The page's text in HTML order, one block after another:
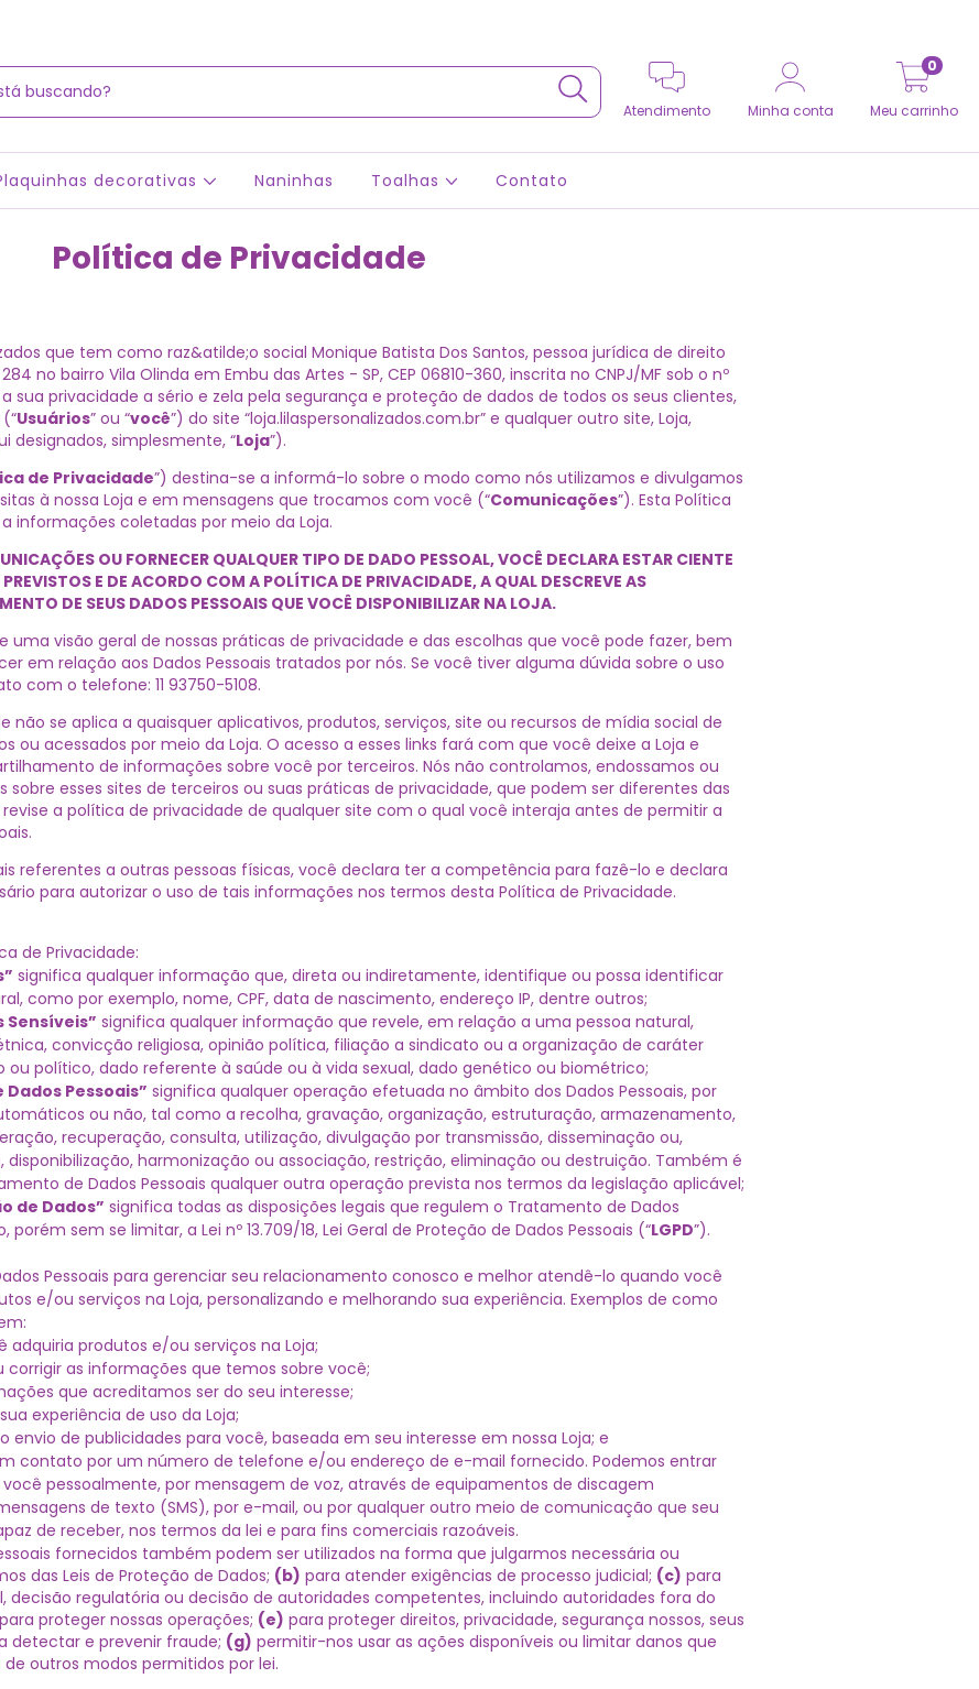
Atendimento Minha conta Meu carrinho
0
decorativas Naninhas Toalhas Contato
Política de Privacidade
que tem como raz&atilde;o social Monique Batista Dos Santos, pessoa jurídica de direito
284 no bairro Vila Olinda em Embu das Artes - SP, CEP 06810-360, inscrita no CNPJ/MF sob o nº
a sua privacidade a sério e zela pela segurança e proteção de dados de todos os seus clientes,
Usuários” ou “você”) do site “loja.lilaspersonalizados.com.br” e qualquer outro site, Loja,
designados, simplesmente, “Loja”).
de Privacidade”) destina-se a informá-lo sobre o modo como nós utilizamos e divulgamos
à nossa Loja e em mensagens que trocamos com você (“Comunicações”). Esta Política
informações coletadas por meio da Loja.
OU FORNECER QUALQUER TIPO DE DADO PESSOAL, VOCÊ DECLARA ESTAR CIENTE
E DE ACORDO COM A POLÍTICA DE PRIVACIDADE, A QUAL DESCREVE AS
DE SEUS DADOS PESSOAIS QUE VOCÊ DISPONIBILIZAR NA LOJA.
uma visão geral de nossas práticas de privacidade e das escolhas que você pode fazer, bem
em relação aos Dados Pessoais tratados por nós. Se você tiver alguma dúvida sobre o uso
com o telefone: 11 93750-5108.
não se aplica a quaisquer aplicativos, produtos, serviços, site ou recursos de mídia social de
ou acessados por meio da Loja. O acesso a esses links fará com que você deixe a Loja e
de informações sobre você por terceiros. Nós não controlamos, endossamos ou
esses sites de terceiros ou suas práticas de privacidade, que podem ser diferentes das
a política de privacidade de qualquer site com o qual você interaja antes de permitir a
referentes a outras pessoas físicas, você declara ter a competência para fazê-lo e declara
para autorizar o uso de tais informações nos termos desta Política de Privacidade.
de Privacidade:
significa qualquer informação que, direta ou indiretamente, identifique ou possa identificar
como por exemplo, nome, CPF, data de nascimento, endereço IP, dentre outros;
Sensíveis” significa qualquer informação que revele, em relação a uma pessoa natural,
convicção religiosa, opinião política, filiação a sindicato ou a organização de caráter
ou político, dado referente à saúde ou à vida sexual, dado genético ou biométrico;
Pessoais” significa qualquer operação efetuada no âmbito dos Dados Pessoais, por
ou não, tal como a recolha, gravação, organização, estruturação, armazenamento,
recuperação, consulta, utilização, divulgação por transmissão, disseminação ou,
harmonização ou associação, restrição, eliminação ou destruição. Também é
de Dados Pessoais qualquer outra operação prevista nos termos da legislação aplicável;
de Dados” significa todas as disposições legais que regulem o Tratamento de Dados
porém sem se limitar, a Lei nº 13.709/18, Lei Geral de Proteção de Dados Pessoais (“LGPD”).
Pessoais para gerenciar seu relacionamento conosco e melhor atendê-lo quando você
e/ou serviços na Loja, personalizando e melhorando sua experiência. Exemplos de como
adquiria produtos e/ou serviços na Loja;
corrigir as informações que temos sobre você;
que acreditamos ser do seu interesse;
experiência de uso da Loja;
envio de publicidades para você, baseada em seu interesse em nossa Loja; e
contato por um número de telefone e/ou endereço de e-mail fornecido. Podemos entrar
pessoalmente, por mensagem de voz, através de equipamentos de discagem
de texto (SMS), por e-mail, ou por qualquer outro meio de comunicação que seu
de receber, nos termos da lei e para fins comerciais razoáveis.
fornecidos também podem ser utilizados na forma que julgarmos necessária ou
das Leis de Proteção de Dados; (b) para atender exigências de processo judicial; (c) para
decisão regulatória ou decisão de autoridades competentes, incluindo autoridades fora do
para proteger nossas operações; (e) para proteger direitos, privacidade, segurança nossos, seus
detectar e prevenir fraude; (g) permitir-nos usar as ações disponíveis ou limitar danos que
de outros modos permitidos por lei.